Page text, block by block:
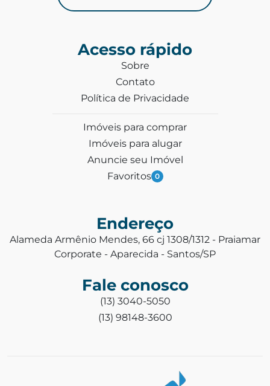
Acesso rápido
Sobre
Contato
Política de Privacidade
Imóveis para comprar
Imóveis para alugar
Anuncie seu Imóvel
Favoritos 0
Endereço
Alameda Armênio Mendes, 66 cj 1308/1312 - Praiamar
Corporate - Aparecida - Santos/SP
Fale conosco
(13) 3040-5050
(13) 98148-3600